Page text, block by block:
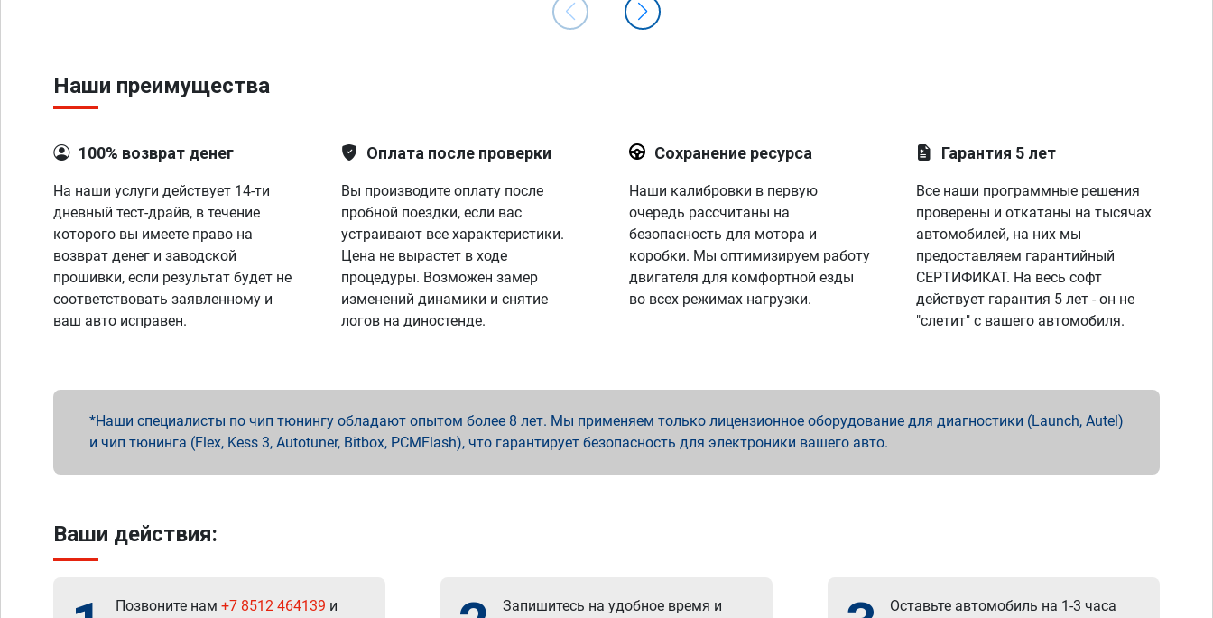
Наши преимущества
100% возврат денег
На наши услуги действует 14-ти
дневный тест-драйв, в течение
которого вы имеете право на
возврат денег и заводской
прошивки, если результат будет не
соответствовать заявленному и
ваш авто исправен.
Оплата после проверки
Вы производите оплату после
пробной поездки, если вас
устраивают все характеристики.
Цена не вырастет в ходе
процедуры. Возможен замер
изменений динамики и снятие
логов на диностенде.
Сохранение ресурса
Наши калибровки в первую
очередь рассчитаны на
безопасность для мотора и
коробки. Мы оптимизируем работу
двигателя для комфортной езды
во всех режимах нагрузки.
Гарантия 5 лет
Все наши программные решения
проверены и откатаны на тысячах
автомобилей, на них мы
предоставляем гарантийный
СЕРТИФИКАТ. На весь софт
действует гарантия 5 лет - он не
"слетит" с вашего автомобиля.
Наши специалисты по чип тюнингу обладают опытом более 8 лет. Мы применяем только лицензионное оборудование для диагностики (Launch, Autel)
и чип тюнинга (Flex, Kess 3, Autotuner, Bitbox, PCMFlash), что гарантирует безопасность для электроники вашего авто.
Ваши действия:
Позвоните нам +7 8512 464139 и Запишитесь на удобное время и Оставьте автомобиль на 1-3 часа